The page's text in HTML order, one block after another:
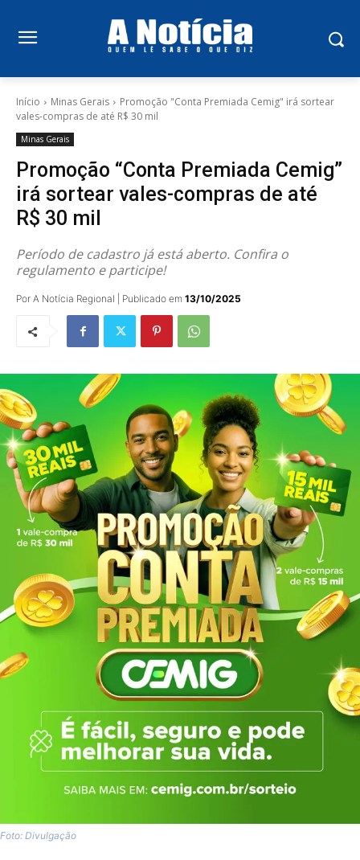
Início Minas Gerais
Promoção "Conta Premiada Cemig" irá sortear
vales-compras de até R$ 30 mil
Minas Gerais
Promoção “Conta Premiada Cemig”
irá sortear vales-compras de até
R$ 30 mil
Período de cadastro já está aberto. Confira o
regulamento e participe!
Por A Notícia Regional | Publicado em 13/10/2025
Foto: Divulgação